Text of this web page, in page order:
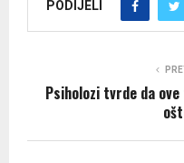
PODIJELI
Psiholozi tvrde da